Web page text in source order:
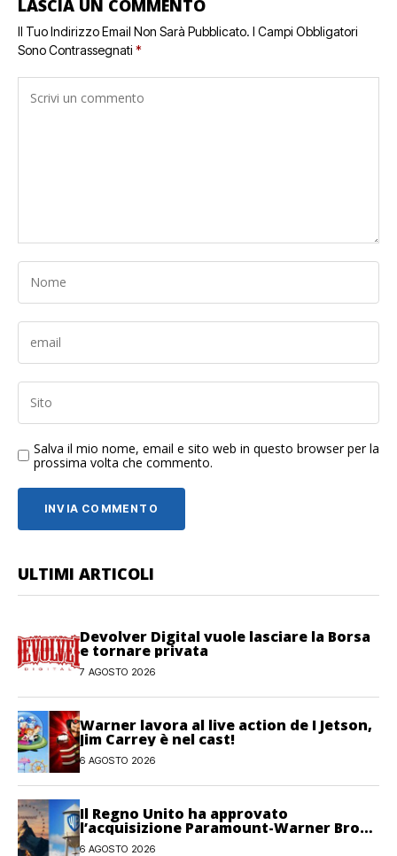
LASCIA UN COMMENTO
Il Tuo Indirizzo Email Non Sarà Pubblicato. I Campi Obbligatori
Sono Contrassegnati *
Salva il mio nome, email e sito web in questo browser per la
prossima volta che commento.
ULTIMI ARTICOLI
Devolver Digital vuole lasciare la Borsa
e tornare privata
7 AGOSTO 2026
Warner lavora al live action de I Jetson,
Jim Carrey è nel cast!
6 AGOSTO 2026
Il Regno Unito ha approvato
l’acquisizione Paramount-Warner Bros
Discovery
6 AGOSTO 2026